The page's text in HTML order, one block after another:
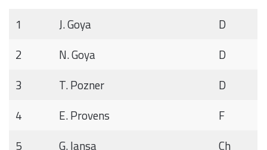
1 J. Goya
D
2
N. Goya
D
3
T. Pozner
D
4
E. Provens
F
5
G. Iansa
Ch